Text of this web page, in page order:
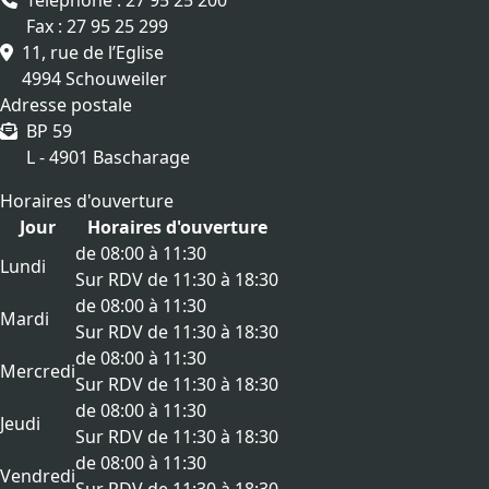
Fax : 27 95 25 299
11, rue de l’Eglise
4994 Schouweiler
Adresse postale
BP 59
L - 4901 Bascharage
Horaires d'ouverture
Jour
Horaires d'ouverture
Lundi
de 08:00 à 11:30
Sur RDV de 11:30 à 18:30
Mardi
de 08:00 à 11:30
Sur RDV de 11:30 à 18:30
Mercredi
de 08:00 à 11:30
Sur RDV de 11:30 à 18:30
Jeudi
de 08:00 à 11:30
Sur RDV de 11:30 à 18:30
Vendredi
de 08:00 à 11:30